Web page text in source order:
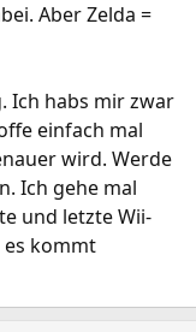
Aber Zelda =
Ich habs mir zwar
einfach mal
wird. Werde
Ich gehe mal
und letzte Wii-
es kommt